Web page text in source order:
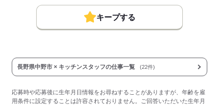
キープする
長野県中野市 × キッチンスタッフの仕事一覧 (22件)
応募時や応募後に生年月日情報をお尋ねすることがありますが、年齢を雇
用条件に設定することは許容されておりません。ご回答いただいた生年月